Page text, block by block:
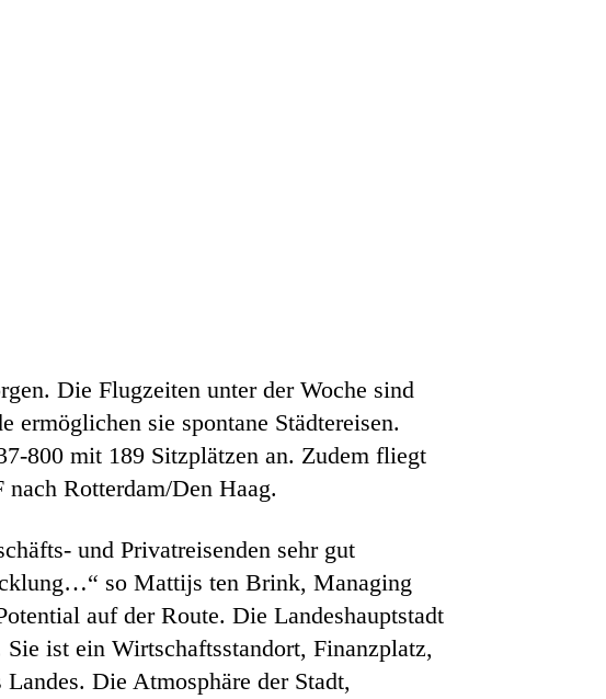
Die Flugzeiten unter der Woche sind
ermöglichen sie spontane Städtereisen.
800 mit 189 Sitzplätzen an. Zudem fliegt
Rotterdam/Den Haag.
und Privatreisenden sehr gut
so Mattijs ten Brink, Managing
auf der Route. Die Landeshauptstadt
ist ein Wirtschaftsstandort, Finanzplatz,
Die Atmosphäre der Stadt,